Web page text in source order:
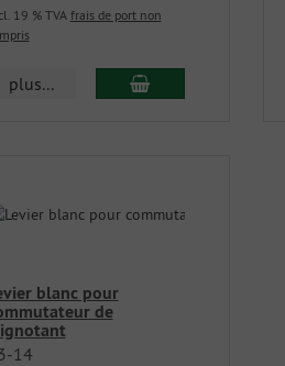
19 % TVAfrais de port non
plus...
blanc pour
de
14